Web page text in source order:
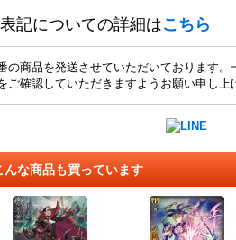
記についての詳細はこちら
商品を発送させていただいております
確認していただきますようお願い申し上
な商品も買っています